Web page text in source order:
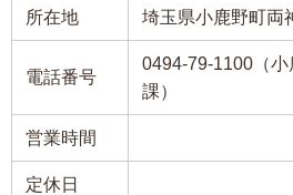
所在地 埼玉県小鹿野町両
電話番号
0494-79-1100（
課）
営業時間
定休日